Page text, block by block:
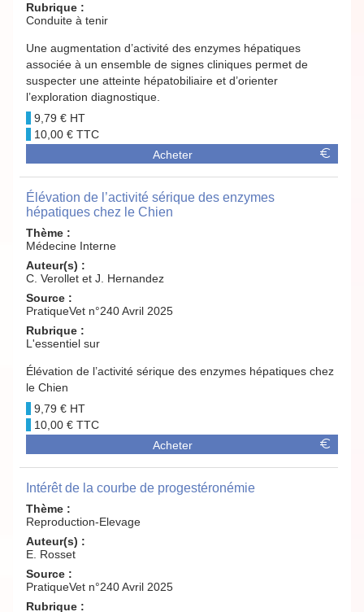
Rubrique :
Conduite à tenir
Une augmentation d’activité des enzymes hépatiques
associée à un ensemble de signes cliniques permet de
suspecter une atteinte hépatobiliaire et d’orienter
l’exploration diagnostique.
9,79 €
10,00 €
Acheter
Élévation de l’activité sérique des enzymes
hépatiques chez le Chien
Thème :
Médecine Interne
Auteur(s) :
C. Verollet et J. Hernandez
Source :
PratiqueVet n°240 Avril 2025
Rubrique :
L'essentiel sur
Élévation de l’activité sérique des enzymes hépatiques chez
le Chien
9,79 €
10,00 €
Acheter
Intérêt de la courbe de progestéronémie
Thème :
Reproduction-Elevage
Auteur(s) :
E. Rosset
Source :
PratiqueVet n°240 Avril 2025
Rubrique :